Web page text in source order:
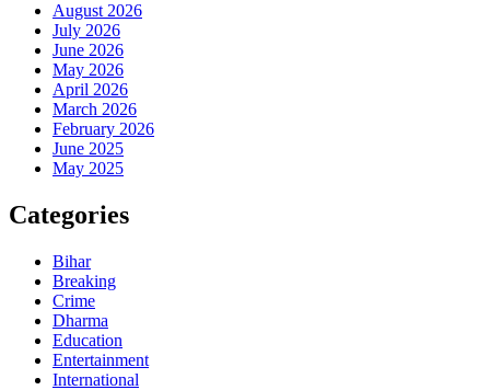
August 2026
July 2026
June 2026
May 2026
April 2026
March 2026
February 2026
June 2025
May 2025
Categories
Bihar
Breaking
Crime
Dharma
Education
Entertainment
International